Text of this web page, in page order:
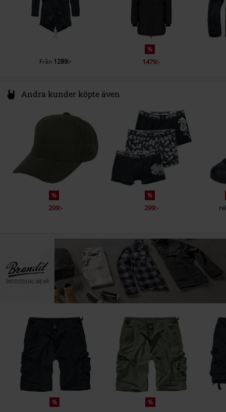
Från 1289:-
%
1479:-
Andra kunder köpte även
%
299:-
%
299:-
%
%